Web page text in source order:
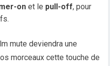
on et le pull-off, pour
mute deviendra une
morceaux cette touche de